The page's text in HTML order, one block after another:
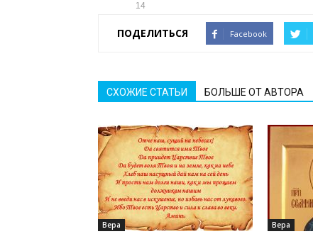
14
ПОДЕЛИТЬСЯ Facebook
СХОЖИЕ СТАТЬИ БОЛЬШЕ ОТ АВТОРА
Вера Вера